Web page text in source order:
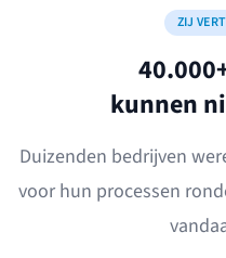
ZIJ
kunnen
Duizenden bedrijven
voor hun processen